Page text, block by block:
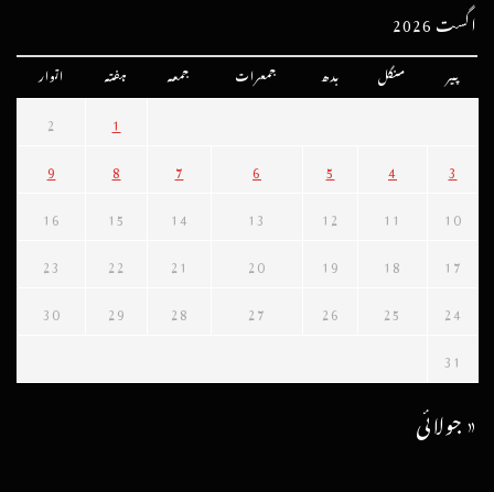
اگست 2026
پیر منگل بدھ جمعرات جمعہ ہفتہ اتوار
1
2
3
4
5
6
7
8
9
10
11
12
13
14
15
16
17
18
19
20
21
22
23
24
25
26
27
28
29
30
31
« جولائی